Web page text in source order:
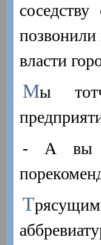
власти
Мы
- А вы
Т